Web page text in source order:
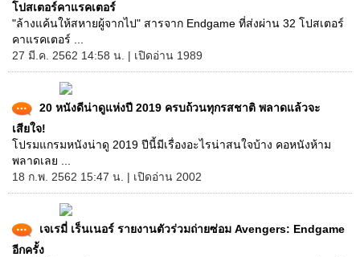
โปสเตอร์คาแรคเตอร์
"ล้างแค้นให้สหายผู้จากไป" สารจาก Endgame ที่ส่งผ่าน 32 โปสเตอร์
คาแรคเตอร์ ...
27 มี.ค. 2562 14:58 น. | เปิดอ่าน 1989
20 หนังดีน่าดูแห่งปี 2019 ครบถ้วนทุกรสชาติ พลาดแล้วจะ
เสียใจ!
โปรมแกรมหนังน่าดู 2019 ปีนี้มีเรื่องอะไรน่าสนใจบ้าง คอหนังห้าม
พลาดเลย ...
18 ก.พ. 2562 15:47 น. | เปิดอ่าน 2002
เจเรมี่ เร็นเนอร์ รายงานตัวร่วมถ่ายซ่อม Avengers: Endgame
อีกครั้ง